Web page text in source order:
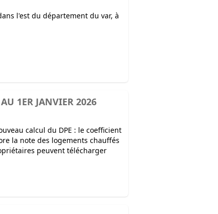
l'est du département du var, à
1ER JANVIER 2026
calcul du DPE : le coefficient
la note des logements chauffés
peuvent télécharger